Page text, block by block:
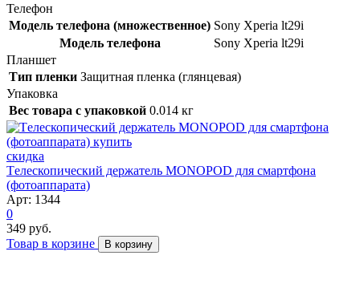
Телефон
Модель телефона (множественное) Sony Xperia lt29i
Модель телефона
Sony Xperia lt29i
Планшет
Тип пленки Защитная пленка (глянцевая)
Упаковка
Вес товара с упаковкой 0.014 кг
скидка
Tелескопический держатель MONOPOD для смартфона
(фотоаппарата)
Арт: 1344
0
349 руб.
Товар в корзине
В корзину